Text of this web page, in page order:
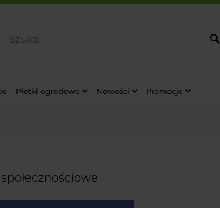
Płotki ogrodowe Nowości Promocje